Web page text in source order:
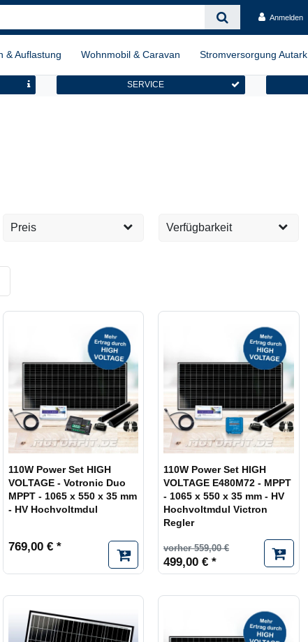
Anmelden
& Auflastung Wohnmobil & Caravan Stromversorgung Autark
SERVICE
Preis Verfügbarkeit
Lieferzeit ca. 2 Wochen
110W Power Set HIGH
VOLTAGE - Votronic Duo
MPPT - 1065 x 550 x 35 mm
- HV Hochvoltmdul
769,00 € *
110W Power Set HIGH
VOLTAGE E480M72 - MPPT
- 1065 x 550 x 35 mm - HV
Hochvoltmdul Victron
Regler
vorher 559,00 €
499,00 € *